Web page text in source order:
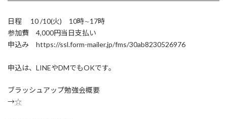
日程 10 /10(火) 10時∼17時
参加費 4,000円当日支払い
申込み https://ssl.form-mailer.jp/fms/30ab8230526976
申込は、LINEやDMでもOKです。
ブラッシュアップ勉強会概要
→☆